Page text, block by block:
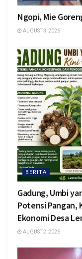
Ngopi, Mie
AUGUST 3, 2026
BERITA
Gadung, Umbi
Potensi Pangan,
Ekonomi Desa
AUGUST 2, 2026